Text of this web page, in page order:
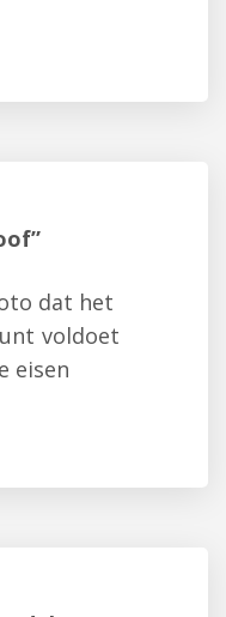
dat het
voldoet
eisen